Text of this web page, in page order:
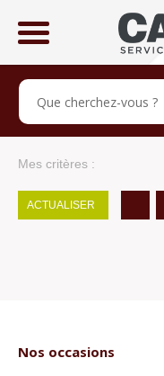
Mes critères :
ACTUALISER
Nos occasions